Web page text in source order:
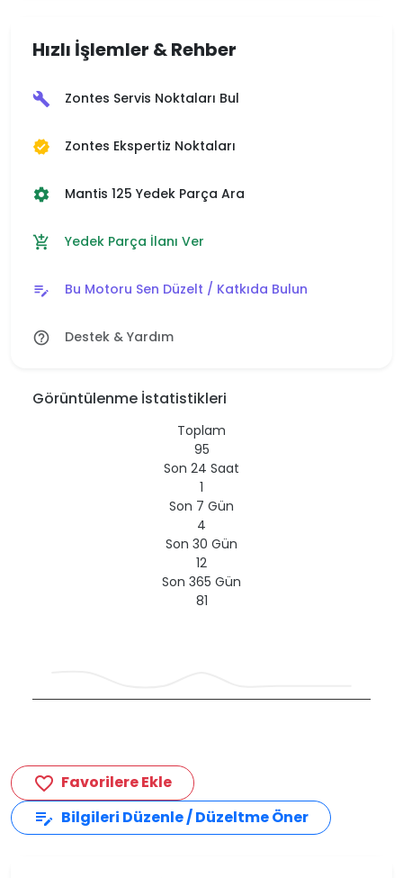
Hızlı İşlemler & Rehber
build Zontes Servis Noktaları Bul
verified Zontes Ekspertiz Noktaları
settings Mantis 125 Yedek Parça Ara
add_shopping_cart Yedek Parça İlanı Ver
edit_note Bu Motoru Sen Düzelt / Katkıda Bulun
help_outline Destek & Yardım
Görüntülenme İstatistikleri
Toplam
95
Son 24 Saat
1
Son 7 Gün
4
Son 30 Gün
12
Son 365 Gün
81
favorite_border Favorilere Ekle
edit_note Bilgileri Düzenle / Düzeltme Öner